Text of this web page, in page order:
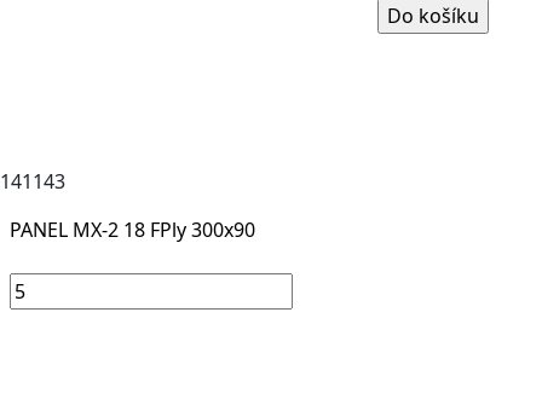
141143
PANEL MX-2 18 FPly 300x90